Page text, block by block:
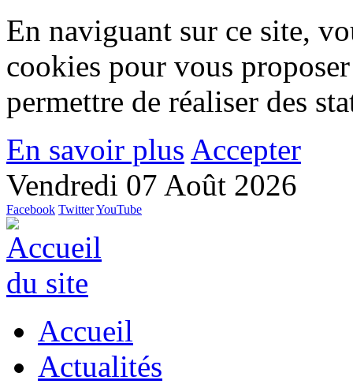
En naviguant sur ce site,
cookies pour vous
permettre de réaliser des
En savoir plus Accepter
Vendredi 07 Août 2026
Facebook TwitterYouTube
Accueil
Actualités